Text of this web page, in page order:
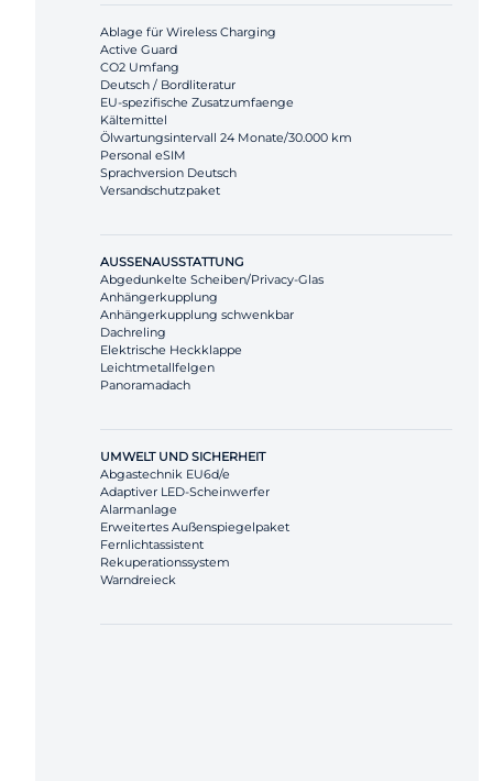
Ablage für Wireless Charging
Active Guard
CO2 Umfang
Deutsch / Bordliteratur
EU-spezifische Zusatzumfaenge
Kältemittel
Ölwartungsintervall 24 Monate/30.000 km
Personal eSIM
Sprachversion Deutsch
Versandschutzpaket
AUSSENAUSSTATTUNG
Abgedunkelte Scheiben/Privacy-Glas
Anhängerkupplung
Anhängerkupplung schwenkbar
Dachreling
Elektrische Heckklappe
Leichtmetallfelgen
Panoramadach
UMWELT UND SICHERHEIT
Abgastechnik EU6d/e
Adaptiver LED-Scheinwerfer
Alarmanlage
Erweitertes Außenspiegelpaket
Fernlichtassistent
Rekuperationssystem
Warndreieck